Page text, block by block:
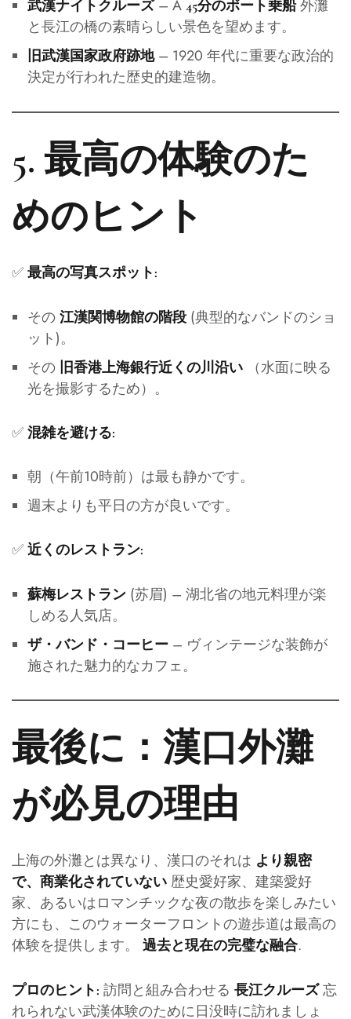
武漢ナイトクルーズ– A 45分のボート乗船外灘
と長江の橋の素晴らしい景色を望めます。
旧武漢国家政府跡地– 1920 年代に重要な政治的
決定が行われた歴史的建造物。
5. 最高の体験のた
めのヒント
✅ 最高の写真スポット:
その 江漢関博物館の階段(典型的なバンドのショ
ット)。
その 旧香港上海銀行近くの川沿い（水面に映る
光を撮影するため）。
✅ 混雑を避ける:
朝（午前10時前）は最も静かです。
週末よりも平日の方が良いです。
✅ 近くのレストラン:
蘇梅レストラン(苏眉) – 湖北省の地元料理が楽
しめる人気店。
ザ・バンド・コーヒー– ヴィンテージな装飾が
施された魅力的なカフェ。
最後に：漢口外灘
が必見の理由
上海の外灘とは異なり、漢口のそれは より親密
で、商業化されていない 歴史愛好家、建築愛好
家、あるいはロマンチックな夜の散歩を楽しみたい
方にも、このウォーターフロントの遊歩道は最高の
体験を提供します。 過去と現在の完璧な融合.
プロのヒント: 訪問と組み合わせる 長江クルーズ忘
れられない武漢体験のために日没時に訪れましょ